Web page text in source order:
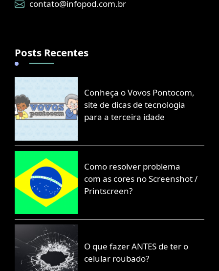
contato@infopod.com.br
Posts Recentes
Conheça o Vovos Pontocom,
site de dicas de tecnologia
para a terceira idade
Como resolver problema
com as cores no Screenshot /
Printscreen?
O que fazer ANTES de ter o
celular roubado?